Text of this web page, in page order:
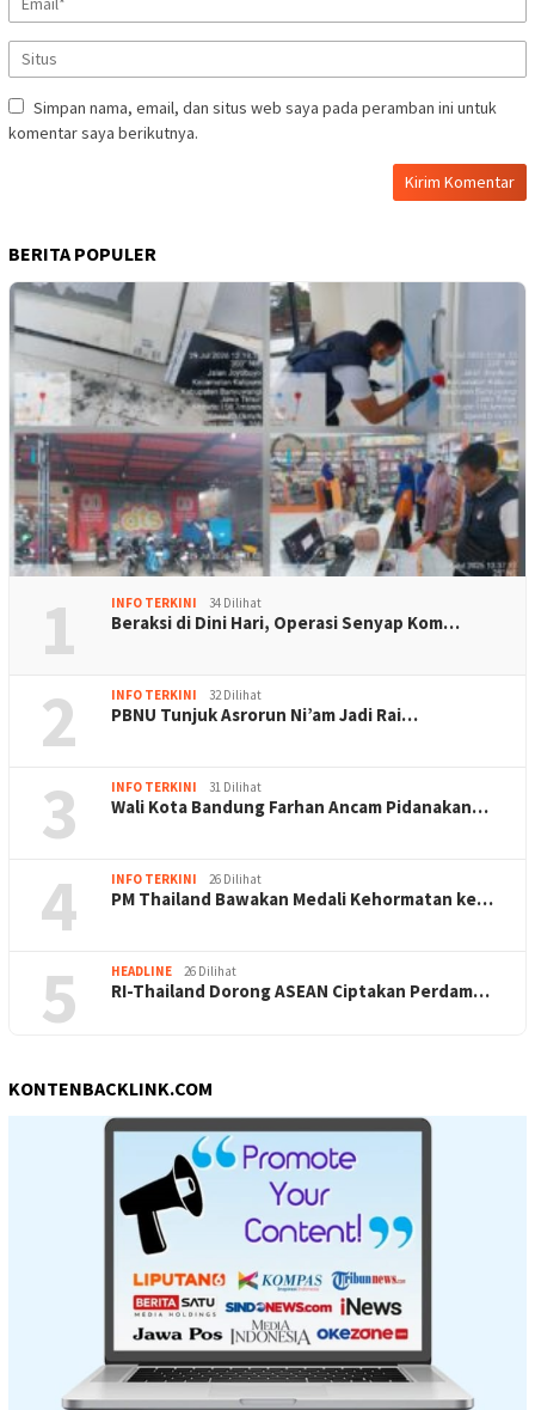
Simpan nama, email, dan situs web saya pada peramban ini untuk
komentar saya berikutnya.
BERITA POPULER
1 INFO TERKINI 34 Dilihat
Beraksi di Dini Hari, Operasi Senyap Kom…
2 INFO TERKINI 32 Dilihat
PBNU Tunjuk Asrorun Ni’am Jadi Rai…
3 INFO TERKINI 31 Dilihat
Wali Kota Bandung Farhan Ancam Pidanakan…
4 INFO TERKINI 26 Dilihat
PM Thailand Bawakan Medali Kehormatan ke…
5 HEADLINE 26 Dilihat
RI-Thailand Dorong ASEAN Ciptakan Perdam…
KONTENBACKLINK.COM